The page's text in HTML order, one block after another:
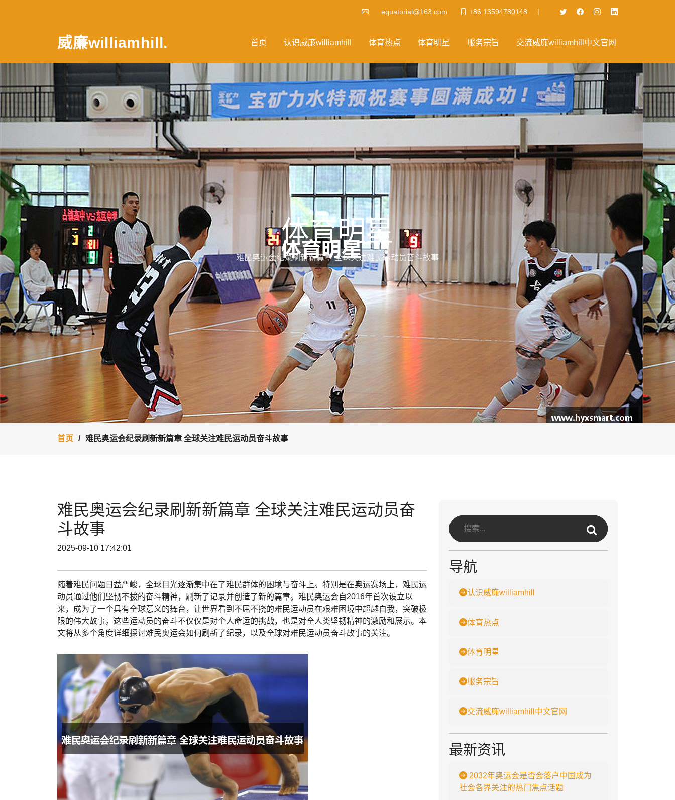
equatorial@163.com +86 13594780148 |
威廉williamhill. 首页 认识威廉williamhill 体育热点 体育明星 服务宗旨 交流威廉williamhill中文官网
体育明星
难民奥运会纪录刷新新篇章 全球关注难民运动员奋斗故事
首页 难民奥运会纪录刷新新篇章 全球关注难民运动员奋斗故事
难民奥运会纪录刷新新篇章 全球关注难民运动员奋
斗故事
2025-09-10 17:42:01
随着难民问题日益严峻，全球目光逐渐集中在了难民群体的困境与奋斗上。特别是在奥运赛场上，难民运
动员通过他们坚韧不拔的奋斗精神，刷新了记录并创造了新的篇章。难民奥运会自2016年首次设立以
来，成为了一个具有全球意义的舞台，让世界看到不屈不挠的难民运动员在艰难困境中超越自我，突破极
限的伟大故事。这些运动员的奋斗不仅仅是对个人命运的挑战，也是对全人类坚韧精神的激励和展示。本
文将从多个角度详细探讨难民奥运会如何刷新了纪录，以及全球对难民运动员奋斗故事的关注。
导航
认识威廉williamhill
体育热点
体育明星
服务宗旨
交流威廉williamhill中文官网
最新资讯
2032年奥运会是否会落户中国成为
社会各界关注的热门焦点话题